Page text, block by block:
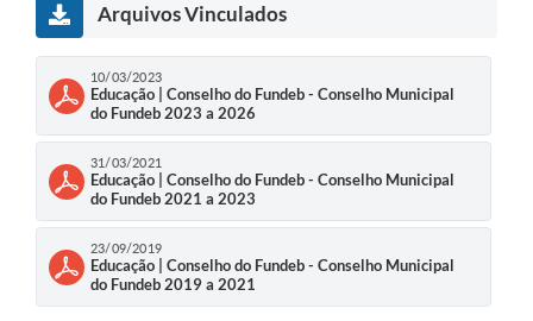
Arquivos Vinculados
10/03/2023
Educação | Conselho do Fundeb - Conselho Municipal
do Fundeb 2023 a 2026
31/03/2021
Educação | Conselho do Fundeb - Conselho Municipal
do Fundeb 2021 a 2023
23/09/2019
Educação | Conselho do Fundeb - Conselho Municipal
do Fundeb 2019 a 2021